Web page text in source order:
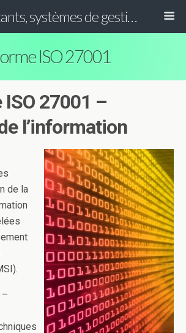
Consultants, systèmes de gestion ISO, HACCP et GFSI
ISO 27001
27001 –
l’information
de la
–